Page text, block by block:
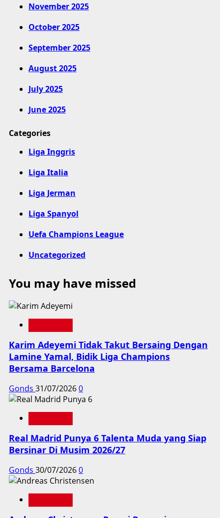
November 2025
October 2025
September 2025
August 2025
July 2025
June 2025
Categories
Liga Inggris
Liga Italia
Liga Jerman
Liga Spanyol
Uefa Champions League
Uncategorized
You may have missed
Karim Adeyemi Tidak Takut Bersaing Dengan
Lamine Yamal, Bidik Liga Champions
Bersama Barcelona
Gonds 31/07/20260
Real Madrid Punya 6 Talenta Muda yang Siap
Bersinar Di Musim 2026/27
Gonds 30/07/20260